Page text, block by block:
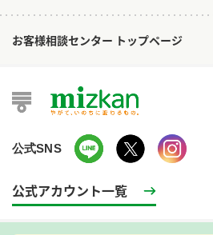
お客様相談センター トップページ
公式SNS
公式アカウント一覧